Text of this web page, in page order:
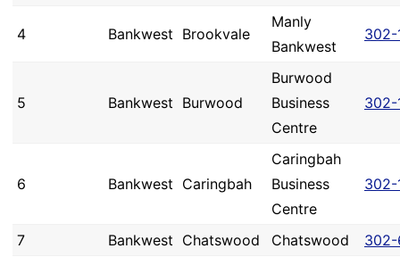
4 Bankwest Brookvale
Manly
Bankwest
302-
5 Bankwest Burwood
Burwood
Business
Centre
302-
6 Bankwest Caringbah
Caringbah
Business
Centre
302-
7 Bankwest Chatswood Chatswood 302-